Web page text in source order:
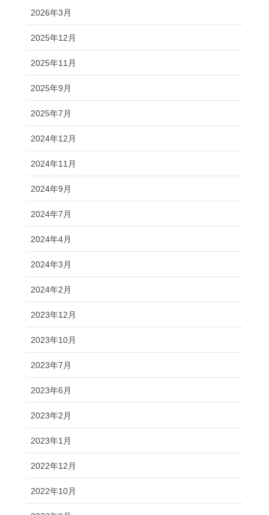
2026年3月
2025年12月
2025年11月
2025年9月
2025年7月
2024年12月
2024年11月
2024年9月
2024年7月
2024年4月
2024年3月
2024年2月
2023年12月
2023年10月
2023年7月
2023年6月
2023年2月
2023年1月
2022年12月
2022年10月